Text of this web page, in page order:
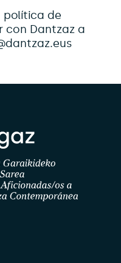
política de
con Dantzaz a